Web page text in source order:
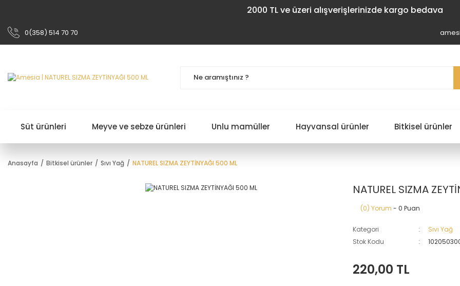
2000 TL ve üzeri alışverişlerinizde kargo bedava
0(358) 514 70 70
Süt ürünleri Meyve ve sebze ürünleri Unlu mamüller Hayvansal ürünler Bitkisel ürünler
Anasayfa Bitkisel ürünler Sıvı Yağ NATUREL SIZMA ZEYTİNYAĞI 500 ML
NATUREL SIZMA
(0) Yorum - 0 Puan
Kategori
Sıvı Yağ
Stok Kodu
220,00 TL